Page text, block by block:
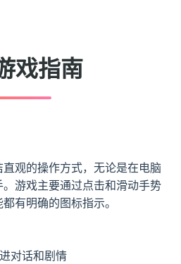
戏指南
直观的操作方式，无论是在电脑
游戏主要通过点击和滑动手势
有明确的图标指示。
对话和剧情